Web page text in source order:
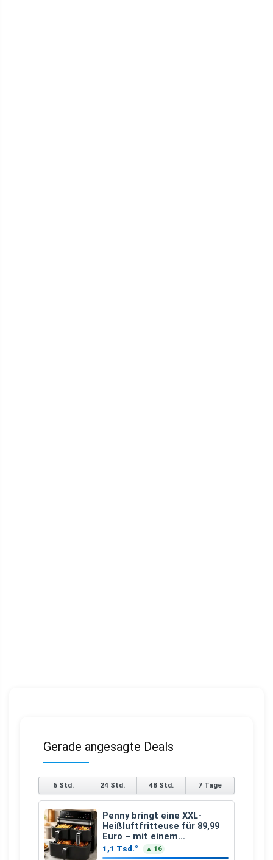
Gerade angesagte Deals
6 Std. 24 Std. 48 Std. 7 Tage
Penny bringt eine XXL-
Heißluftfritteuse für 89,99
Euro – mit einem
besonderen Vorteil
1,1 Tsd.° ▲ 16